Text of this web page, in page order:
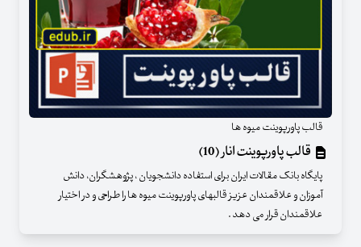
قالب پاورپوینت میوه ها
قالب پاورپوینت انار (10)
پایگاه بانک مقالات ایران برای استفاده دانشجویان ، پژوهشگران، دانش
آموزان و علاقمندان عزیز قالبهای پاورپوینت میوه ها را طراحی و در اختیار
علاقمندان قرار می دهد .